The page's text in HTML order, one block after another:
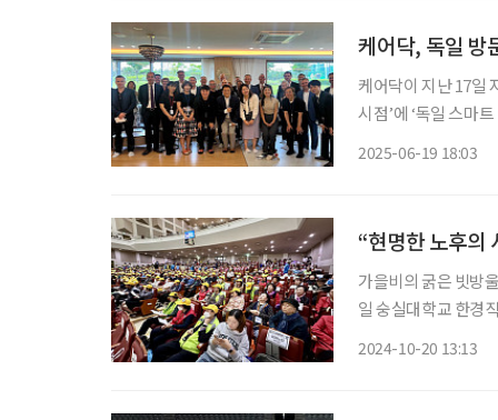
케어닥, 독일 방
케어닥이 지난 17일
시점’에 ‘독일 스마트 리
2025-06-19 18:03
“현명한 노후의
가을비의 굵은 빗방
일 숭실대학교 한경
2024-10-20 13:13